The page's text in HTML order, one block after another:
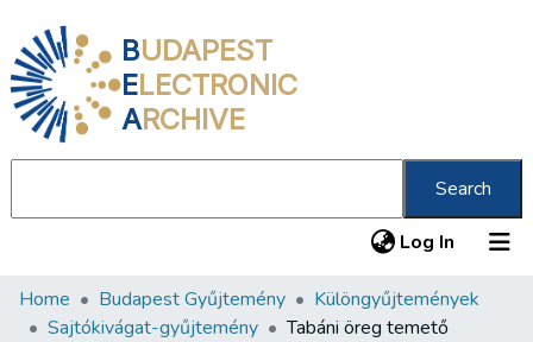
BUDAPEST
ELECTRONIC
ARCHIVE
Search
Log In (current)
Communities & Collections
Home Budapest Gyűjtemény
Különgyűjtemények
Sajtókivágat-gyűjtemény
Tabáni öreg temető